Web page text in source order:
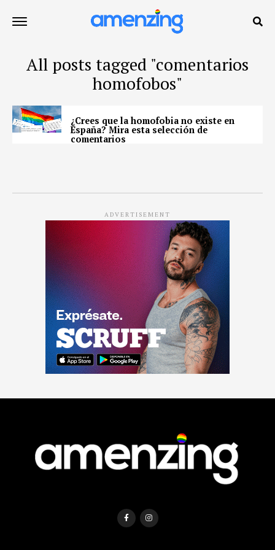
All posts tagged "comentarios
homofobos"
¿Crees que la homofobia no existe en
España? Mira esta selección de
comentarios
ADVERTISEMENT